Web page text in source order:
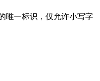
唯一标识，仅允许小写字